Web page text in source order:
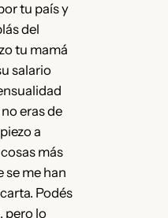
tu país y
del
tu mamá
salario
eras de
a
más
se me han
Podés
pero lo